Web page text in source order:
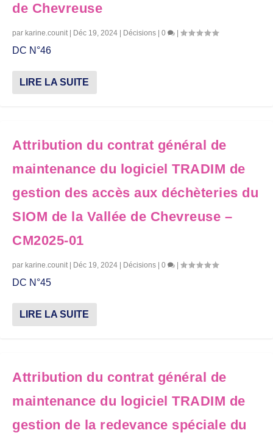
de Chevreuse
par karine.counit| Déc 19, 2024 Décisions 0
DC N°46
LIRE LA SUITE
Attribution du contrat général de
maintenance du logiciel TRADIM de
gestion des accès aux déchèteries du
SIOM de la Vallée de Chevreuse –
CM2025-01
par karine.counit| Déc 19, 2024 Décisions 0
DC N°45
LIRE LA SUITE
Attribution du contrat général de
maintenance du logiciel TRADIM de
gestion de la redevance spéciale du